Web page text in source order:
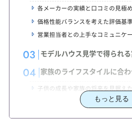
各メーカーの実績と口コミの見極
価格性能バランスを考えた評価基準
営業担当者との上手なコミュニケ
モデルハウス見学で得られ
家族のライフスタイルに合
子供の成長や家族の将来を見据え
快適な生活環境とメンテナンスのバ
もっと見る